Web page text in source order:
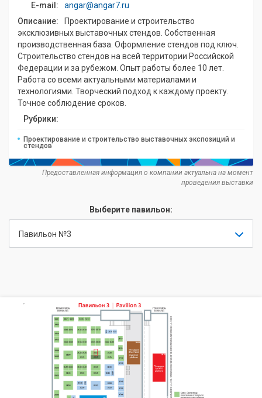
E-mail:
angar@angar7.ru
Описание:
Проектирование и строительство
эксклюзивных выставочных стендов. Собственная
производственная база. Оформление стендов под ключ.
Строительство стендов на всей территории Российской
Федерации и за рубежом. Опыт работы более 10 лет.
Работа со всеми актуальными материалами и
технологиями. Творческий подход к каждому проекту.
Точное соблюдение сроков.
Рубрики:
Проектирование и строительство выставочных экспозиций и
стендов
Предоставленная информация о компании актуальна на момент
проведения выставки
Выберите павильон:
Павильон №3